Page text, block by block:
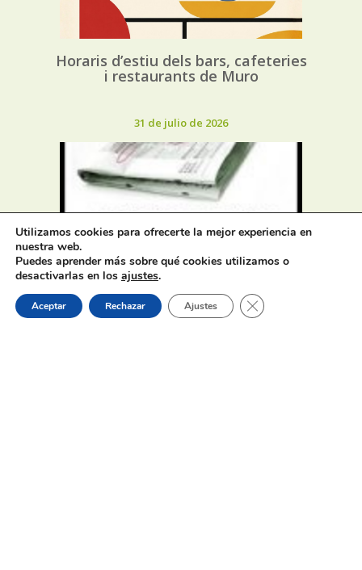
Horaris d’estiu dels bars, cafeteries
i restaurants de Muro
31 de julio de 2026
Oferta de Trabajo: SAD, SERVICIO
DE AYUDA A DOMICILIO
31 de julio de 2026
Utilizamos cookies para ofrecerte la mejor experiencia en
nuestra web.
Puedes aprender más sobre qué cookies utilizamos o
desactivarlas en los ajustes.
Aceptar Rechazar Ajustes Cerrar el banner de